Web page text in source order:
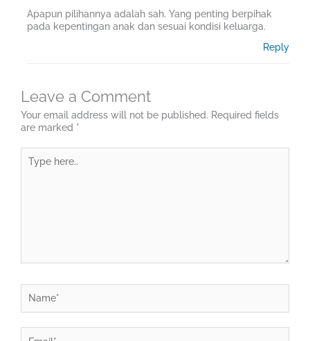
Apapun pilihannya adalah sah. Yang penting berpihak
pada kepentingan anak dan sesuai kondisi keluarga.
Reply
Leave a Comment
Your email address will not be published. Required fields
are marked *
here..